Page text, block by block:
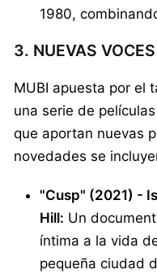
1980,
3. NUEVAS
MUBI apuesta por el
una serie de
que aportan nuevas
novedades se
"Cusp" (2021) -
Hill: Un
íntima a la vida
pequeña ciudad